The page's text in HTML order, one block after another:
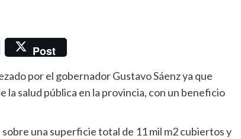
Post
por el gobernador Gustavo Sáenz ya que
la salud pública en la provincia, con un beneficio
una superficie total de 11 mil m2 cubiertos y